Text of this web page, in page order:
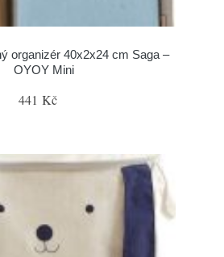
organizér 40x2x24 cm Saga –
OYOY Mini
441 Kč